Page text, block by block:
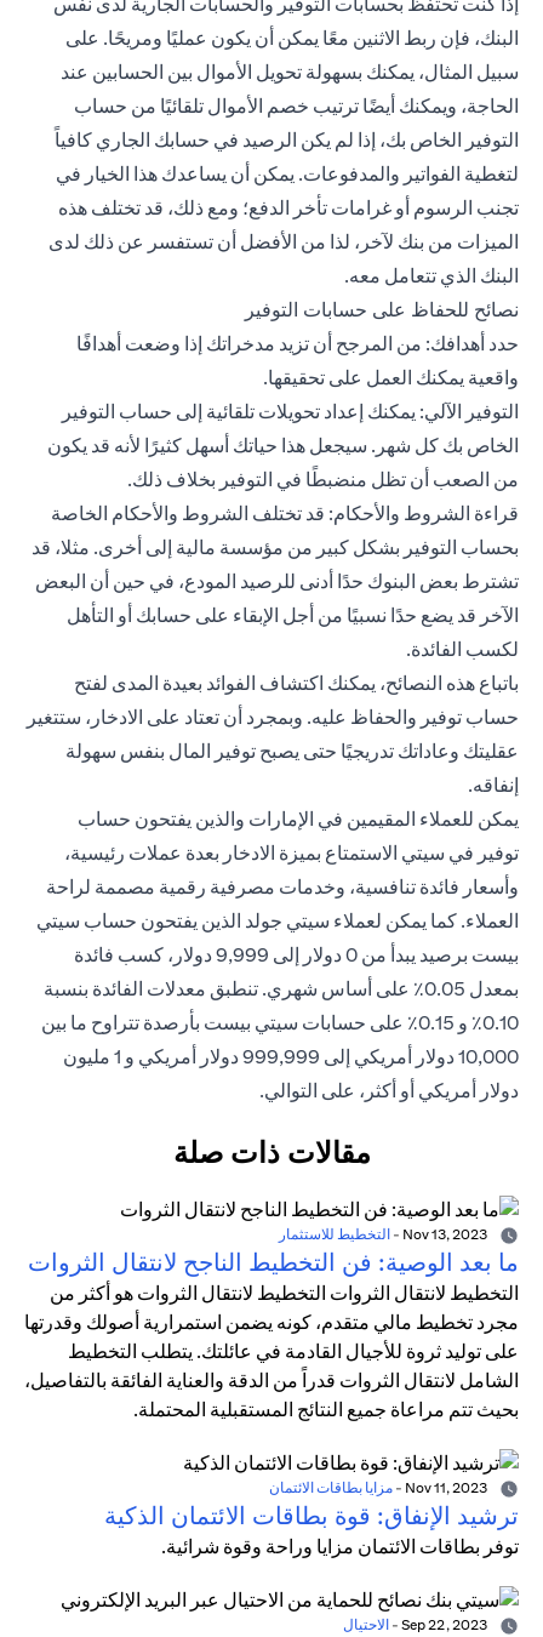
البنك، فإن ربط الاثنين معًا يمكن أن يكون عمليًا ومريحًا. على
سبيل المثال، يمكنك بسهولة تحويل الأموال بين الحسابين عند
الحاجة، ويمكنك أيضًا ترتيب خصم الأموال تلقائيًا من حساب
التوفير الخاص بك، إذا لم يكن الرصيد في حسابك الجاري كافياً
لتغطية الفواتير والمدفوعات. يمكن أن يساعدك هذا الخيار في
تجنب الرسوم أو غرامات تأخر الدفع؛ ومع ذلك، قد تختلف هذه
الميزات من بنك لآخر، لذا من الأفضل أن تستفسر عن ذلك لدى
البنك الذي تتعامل معه.
نصائح للحفاظ على حسابات التوفير
حدد أهدافك: من المرجح أن تزيد مدخراتك إذا وضعت أهدافًا
واقعية يمكنك العمل على تحقيقها.
التوفير الآلي: يمكنك إعداد تحويلات تلقائية إلى حساب التوفير
الخاص بك كل شهر. سيجعل هذا حياتك أسهل كثيرًا لأنه قد يكون
من الصعب أن تظل منضبطًا في التوفير بخلاف ذلك.
قراءة الشروط والأحكام: قد تختلف الشروط والأحكام الخاصة
بحساب التوفير بشكل كبير من مؤسسة مالية إلى أخرى. مثلا، قد
تشترط بعض البنوك حدًا أدنى للرصيد المودع، في حين أن البعض
الآخر قد يضع حدًا نسبيًا من أجل الإبقاء على حسابك أو التأهل
لكسب الفائدة.
باتباع هذه النصائح، يمكنك اكتشاف الفوائد بعيدة المدى لفتح
حساب توفير والحفاظ عليه. وبمجرد أن تعتاد على الادخار، ستتغير
عقليتك وعاداتك تدريجيًا حتى يصبح توفير المال بنفس سهولة
إنفاقه.
يمكن للعملاء المقيمين في الإمارات والذين يفتحون حساب
توفير في سيتي الاستمتاع بميزة الادخار بعدة عملات رئيسية،
وأسعار فائدة تنافسية، وخدمات مصرفية رقمية مصممة لراحة
العملاء. كما يمكن لعملاء سيتي جولد الذين يفتحون حساب سيتي
بيست برصيد يبدأ من 0 دولار إلى 9,999 دولار، كسب فائدة
بمعدل 0.05٪ على أساس شهري. تنطبق معدلات الفائدة بنسبة
0.10٪ و 0.15٪ على حسابات
سيتي بيست بأرصدة تتراوح ما بين
10,000 دولار أمريكي إلى 999,999 دولار أمريكي و 1 مليون
دولار أمريكي أو أكثر، على التوالي.
مقالات ذات صلة
- التخطيط للاستثمار
ما بعد الوصية: فن التخطيط الناجح لانتقال الثروات
التخطيط لانتقال الثروات التخطيط لانتقال الثروات هو أكثر من
مجرد تخطيط مالي متقدم، كونه يضمن استمرارية أصولك وقدرتها
على توليد ثروة للأجيال القادمة في عائلتك. يتطلب التخطيط
الشامل لانتقال الثروات قدراً من الدقة والعناية الفائقة بالتفاصيل،
بحيث تتم مراعاة جميع النتائج المستقبلية المحتملة.
- مزايا بطاقات الائتمان
ترشيد الإنفاق: قوة بطاقات الائتمان الذكية
توفر بطاقات الائتمان مزايا وراحة وقوة شرائية.
- الاحتيال